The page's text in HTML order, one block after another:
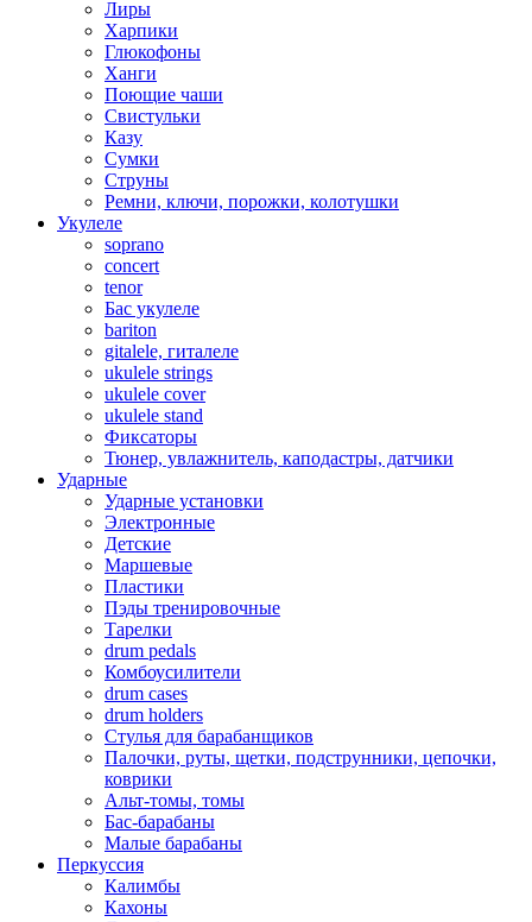
Лиры
Харпики
Глюкофоны
Ханги
Поющие чаши
Свистульки
Казу
Сумки
Струны
Ремни, ключи, порожки, колотушки
Укулеле
soprano
concert
tenor
Бас укулеле
bariton
gitalele, гиталеле
ukulele strings
ukulele cover
ukulele stand
Фиксаторы
Тюнер, увлажнитель, каподастры, датчики
Ударные
Ударные установки
Электронные
Детские
Маршевые
Пластики
Пэды тренировочные
Тарелки
drum pedals
Комбоусилители
drum cases
drum holders
Стулья для барабанщиков
Палочки, руты, щетки, подструнники, цепочки,
коврики
Альт-томы, томы
Бас-барабаны
Малые барабаны
Перкуссия
Калимбы
Кахоны